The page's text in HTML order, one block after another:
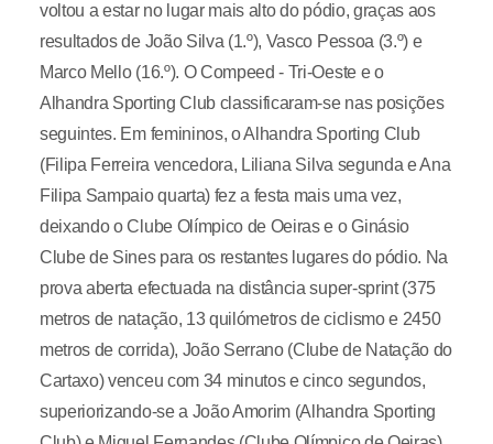
voltou a estar no lugar mais alto do pódio, graças aos
resultados de João Silva (1.º), Vasco Pessoa (3.º) e
Marco Mello (16.º). O Compeed - Tri-Oeste e o
Alhandra Sporting Club classificaram-se nas posições
seguintes. Em femininos, o Alhandra Sporting Club
(Filipa Ferreira vencedora, Liliana Silva segunda e Ana
Filipa Sampaio quarta) fez a festa mais uma vez,
deixando o Clube Olímpico de Oeiras e o Ginásio
Clube de Sines para os restantes lugares do pódio. Na
prova aberta efectuada na distância super-sprint (375
metros de natação, 13 quilómetros de ciclismo e 2450
metros de corrida), João Serrano (Clube de Natação do
Cartaxo) venceu com 34 minutos e cinco segundos,
superiorizando-se a João Amorim (Alhandra Sporting